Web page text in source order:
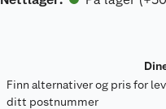
Finn alternativer og pris for
ditt postnummer